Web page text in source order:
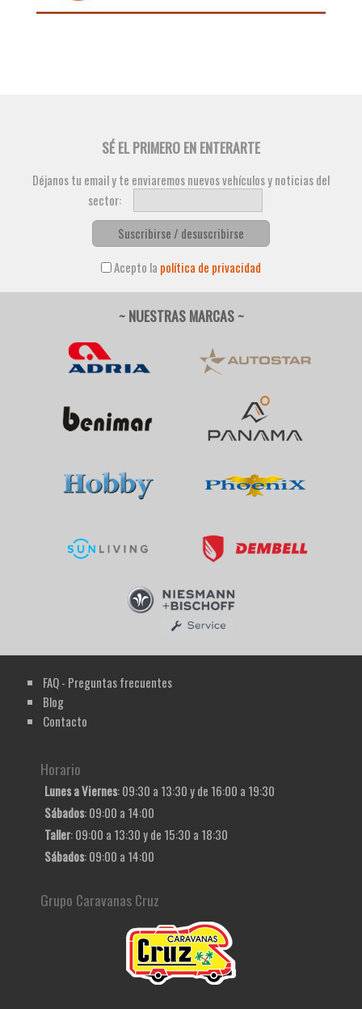
SÉ EL PRIMERO EN ENTERARTE
Déjanos tu email y te enviaremos nuevos vehículos y noticias del
sector:
Suscribirse / desuscribirse
Acepto la política de privacidad
~ NUESTRAS MARCAS ~
FAQ - Preguntas frecuentes
Blog
Contacto
Horario
Lunes a Viernes: 09:30 a 13:30 y de 16:00 a 19:30
Sábados: 09:00 a 14:00
Taller: 09:00 a 13:30 y de 15:30 a 18:30
Sábados: 09:00 a 14:00
Grupo Caravanas Cruz